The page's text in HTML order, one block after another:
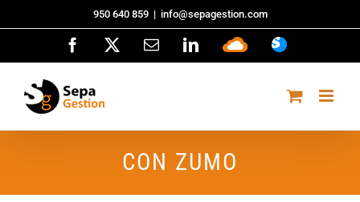
al
950 640 859 | info@sepagestion.com
Facebook
CorreoLinkedIn
Sepa
CON ZUMO